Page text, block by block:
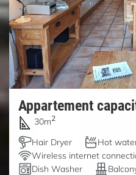
Appartement
30m2
Hair Dryer
Hot
Wireless internet
Dish Washer